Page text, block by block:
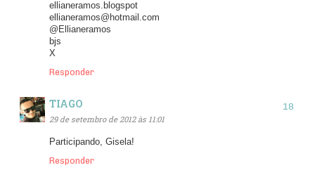
ellianeramos.blogspot
ellianeramos@hotmail.com
@Ellianeramos
bjs
X
Responder
TIAGO
29 de setembro de 2012 às 11:01
Participando, Gisela!
Responder